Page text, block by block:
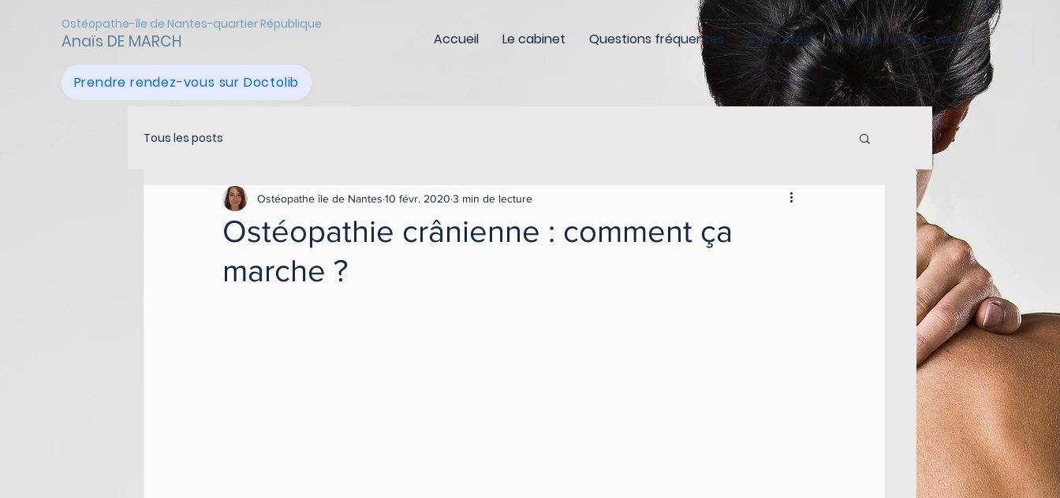
Ostéopathe-île de Nantes-quartier République
Anaïs DE MARCH Accueil Le cabinet Questions fréquentes Actualités Prendre rendez-vous
Prendre rendez-vous sur Doctolib
Tous les posts
Ostéopathie crânienne : comment ça
marche ?
Ostéopathe île de Nantes 10 févr. 2020 3 min de lecture